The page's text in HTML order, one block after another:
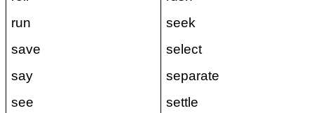
run
save
say
see
seek
select
separate
settle